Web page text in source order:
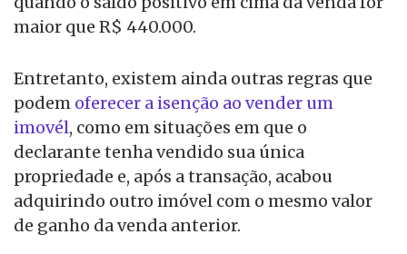
maior que R$ 440.000.
Entretanto, existem ainda outras regras que
podem oferecer a isenção ao vender um
imovél, como em situações em que o
declarante tenha vendido sua única
propriedade e, após a transação, acabou
adquirindo outro imóvel com o mesmo valor
de ganho da venda anterior.